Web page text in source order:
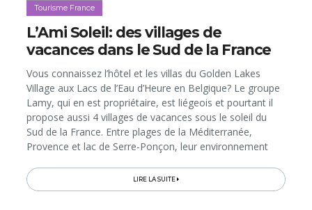
Tourisme France
L’Ami Soleil: des villages de
vacances dans le Sud de la France
Vous connaissez l’hôtel et les villas du Golden Lakes
Village aux Lacs de l’Eau d’Heure en Belgique? Le groupe
Lamy, qui en est propriétaire, est liégeois et pourtant il
propose aussi 4 villages de vacances sous le soleil du
Sud de la France. Entre plages de la Méditerranée,
Provence et lac de Serre-Ponçon, leur environnement
LIRE LA SUITE